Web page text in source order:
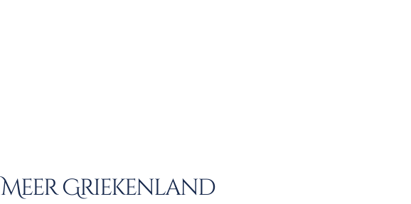
Meer Griekenland